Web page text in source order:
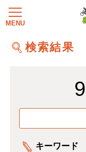
検索結果
9
キーワード